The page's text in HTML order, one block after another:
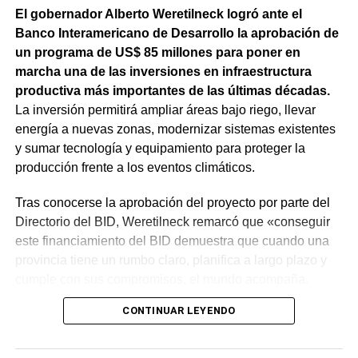
El gobernador Alberto Weretilneck logró ante el
Banco Interamericano de Desarrollo la aprobación de
un programa de US$ 85 millones para poner en
marcha una de las inversiones en infraestructura
productiva más importantes de las últimas décadas.
La inversión permitirá ampliar áreas bajo riego, llevar
energía a nuevas zonas, modernizar sistemas existentes
y sumar tecnología y equipamiento para proteger la
producción frente a los eventos climáticos.
Tras conocerse la aprobación del proyecto por parte del
Directorio del BID, Weretilneck remarcó que «conseguir
este financiamiento del BID demuestra que cuando una
provincia tiene un rumbo claro, planifica a largo plazo y
Estos fondos llegan porque Río Negro tiene un proyecto
de desarrollo serio, con obras concretas y una visión de
CONTINUAR LEYENDO